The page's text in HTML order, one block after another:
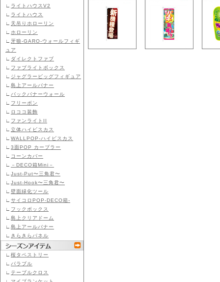
∟ ライトハウスV2
∟ ライトハウス
∟ 天吊りホローリン
∟ ホローリン
∟ 牙狼-GARO-ウォールフィギ
ュア
∟ ダイレクトファブ
∟ ファブライトボックス
∟ ジャグラービッグフィギュア
∟ 島上アールバナー
∟ バックバナーウォール
∟ フリーボン
∟
ロココ装飾
∟ ファンライトII
∟ 立体ハイビスカス
∟ WALLPOP-ハイビスカス
∟ 3面POP カーブラー
∟ コーンカバー
∟
－DECO箱Mini－
∟ Just-Put〜三角君〜
∟ Just-Hook〜三角君〜
∟ 壁面緑化ツール
∟ サイコロPOP-DECO箱-
∟ フックボックス
∟ 島上クリアドーム
∟ 島上アールバナー
∟
きらきらパネル
∟ 桜タペストリー
∟ パラブル
∟ テーブルクロス